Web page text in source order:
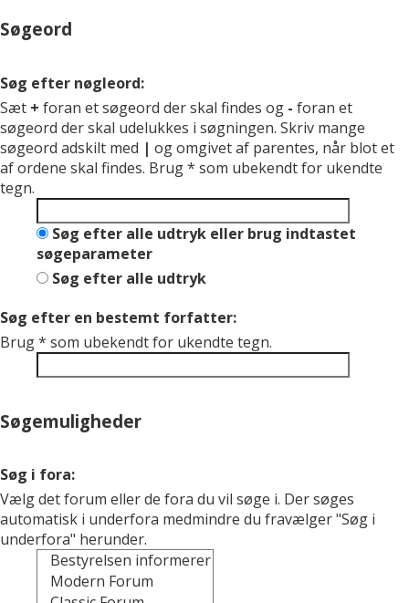
Søgeord
Søg efter nøgleord:
Sæt + foran et søgeord der skal findes og - foran et
søgeord der skal udelukkes i søgningen. Skriv mange
søgeord adskilt med | og omgivet af parentes, når blot et
af ordene skal findes. Brug * som ubekendt for ukendte
tegn.
Søg efter alle udtryk eller brug indtastet
søgeparameter
Søg efter alle udtryk
Søg efter en bestemt forfatter:
Brug * som ubekendt for ukendte tegn.
Søgemuligheder
Søg i fora:
Vælg det forum eller de fora du vil søge i. Der søges
automatisk i underfora medmindre du fravælger "Søg i
underfora" herunder.